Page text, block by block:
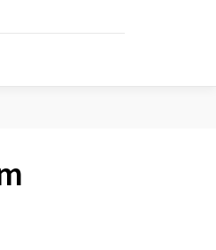
KOŠÍK